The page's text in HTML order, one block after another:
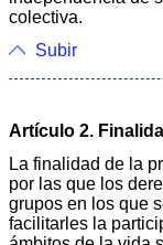
colectiva.
Subir
Artículo 2.
La finalidad de la
por las que los
grupos en los que
facilitarles la